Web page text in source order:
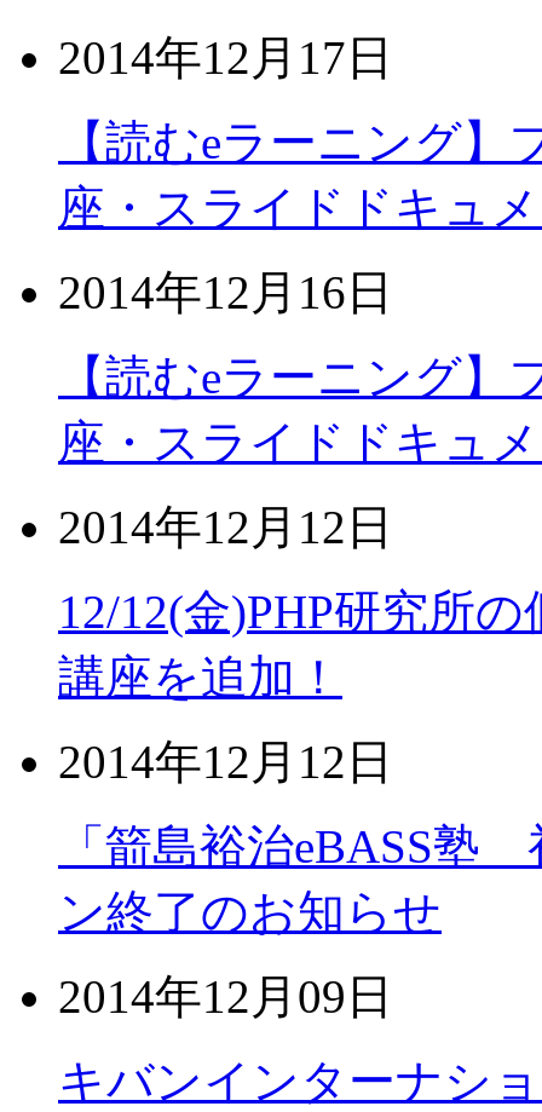
2014年12月17日
【読むeラーニング
座・スライドドキュ
2014年12月16日
【読むeラーニング
座・スライドドキュ
2014年12月12日
12/12(金)PHP研究所
講座を追加！
2014年12月12日
「箭島裕治eBASS塾
ン終了のお知らせ
2014年12月09日
キバンインターナシ